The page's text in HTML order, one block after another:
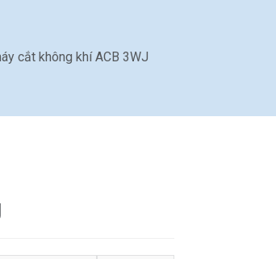
cắt không khí ACB 3WJ